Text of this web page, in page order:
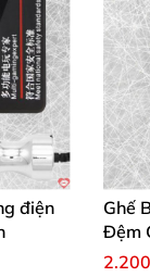
số lượng
điện
Ghế
Đệm